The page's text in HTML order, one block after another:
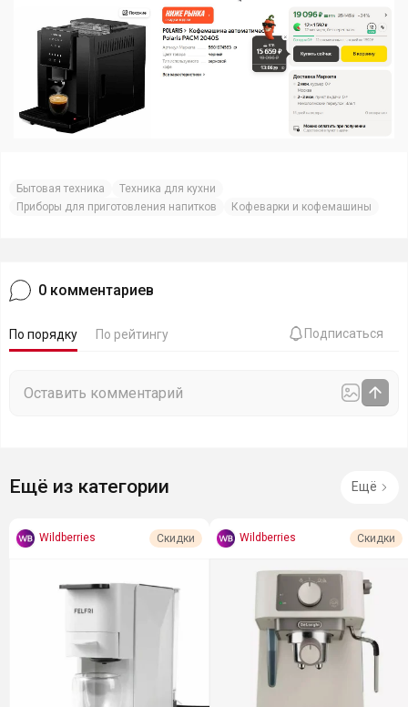
Бытовая техника
Техника для кухни
Приборы для приготовления напитков
Кофеварки и кофемашины
0 комментариев
По порядку По рейтингу Подписаться
Ещё из категории Ещё
Wildberries Скидки Wildberries Скидки